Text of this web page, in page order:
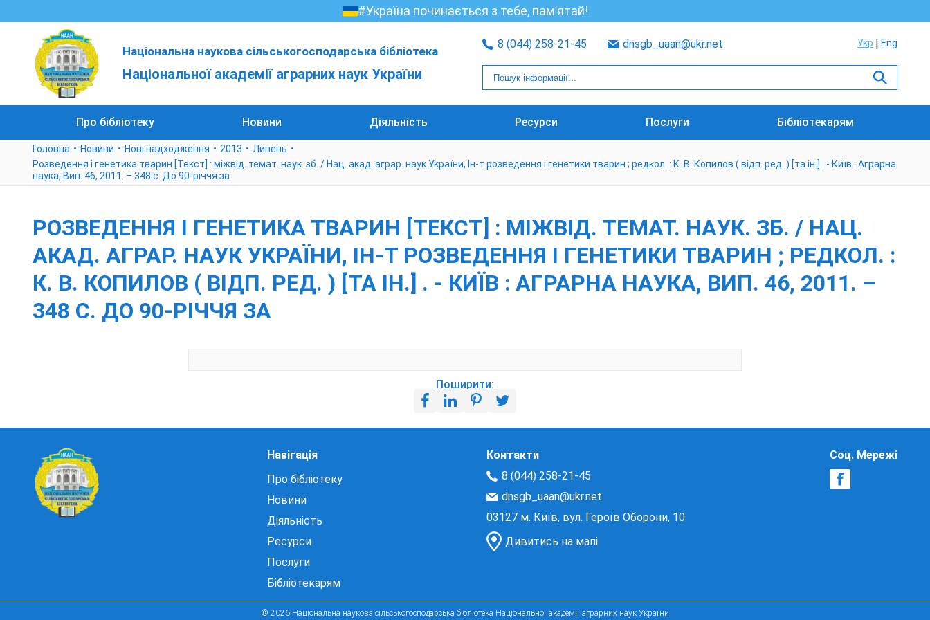
#Україна починається з тебе, пам’ятай!
Національна наукова сільськогосподарська бібліотека
Національної академії аграрних наук України
8 (044) 258-21-45 dnsgb_uaan@ukr.net Укр Eng
Про бібліотеку Новини Діяльність Ресурси Послуги Бібліотекарям
Головна Новини Нові надходження 2013
Липень
Розведення і генетика тварин [Текст] : міжвід. темат. наук. зб. / Нац. акад. аграр. наук України, Ін-т розведення і генетики тварин ; редкол. : К. В. Копилов ( відп. ред. ) [та ін.] . - Київ : Аграрна
наука, Вип. 46, 2011. – 348 с. До 90-річчя за
РОЗВЕДЕННЯ І ГЕНЕТИКА ТВАРИН [ТЕКСТ] : МІЖВІД. ТЕМАТ. НАУК. ЗБ. / НАЦ.
АКАД. АГРАР. НАУК УКРАЇНИ, ІН-Т РОЗВЕДЕННЯ І ГЕНЕТИКИ ТВАРИН ; РЕДКОЛ. :
К. В. КОПИЛОВ ( ВІДП. РЕД. ) [ТА ІН.] . - КИЇВ : АГРАРНА НАУКА, ВИП. 46, 2011. –
348 С. ДО 90-РІЧЧЯ ЗА
Поширити:
Навігація
Про бібліотеку
Новини
Діяльність
Ресурси
Послуги
Бібліотекарям
Контакти
8 (044) 258-21-45
dnsgb_uaan@ukr.net
03127 м. Київ, вул. Героїв Оборони, 10
Дивитись на мапі
Соц. Мережі
© 2026 Національна наукова сільськогосподарська бібліотека Національної академії аграрних наук України